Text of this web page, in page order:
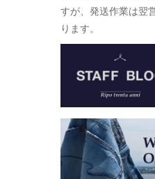
すが、発送作業は翌
ります。